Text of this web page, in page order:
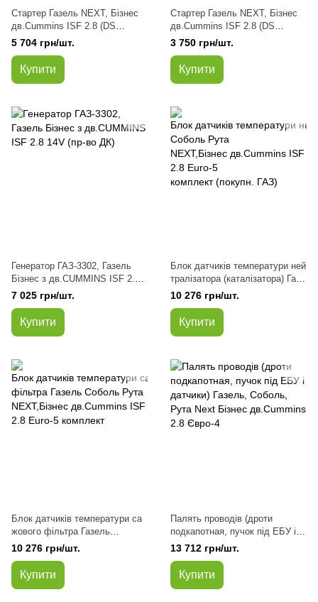
Стартер Газель NEXT, Бізнес
дв.Cummins ISF 2.8 (DS
150707173) 12V 2.5kW 10з / =
5 704 грн/шт.
Купити
Стартер Газель NEXT, Бізнес
дв.Cummins ISF 2.8 (DS
150707173) 12V 2.5kW 10з / =
40 (замінник)
3 750 грн/шт.
Купити
Генератор ГАЗ-3302, Газель
Бізнес з дв.CUMMINS ISF 2.8
14V (пр-во ДК)
7 025 грн/шт.
Купити
Блок датчиків температури ней
тралізатора (каталізатора) Газе
ль Соболь Рута
NEXT,Бізнес дв.Cummins ISF
2.8 Euro-5
комплект (покупн. ГАЗ)
10 276 грн/шт.
Купити
Блок датчиків температури са
жового фільтра Газель
Соболь Рута
NEXT,Бізнес дв.Cummins ISF
2.8 Euro-5 комплект
10 276 грн/шт.
Купити
Палять проводів (дроти
подкапотная, пучок під ЕБУ і
датчики) Газель, Соболь, Рута
Next Бізнес дв.Cummins 2.8
Євро-4
13 712 грн/шт.
Купити